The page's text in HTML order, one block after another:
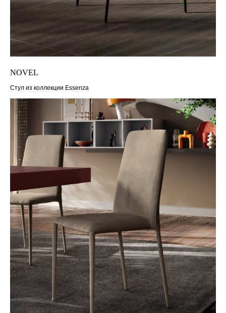
NOVEL
Стул из коллекции Essenza